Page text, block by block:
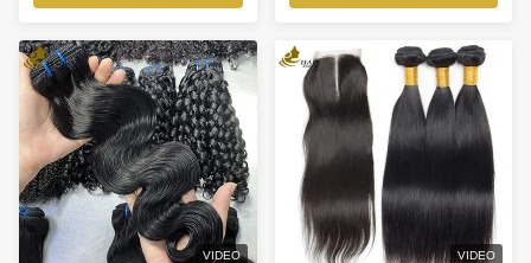
VIDEO VIDEO